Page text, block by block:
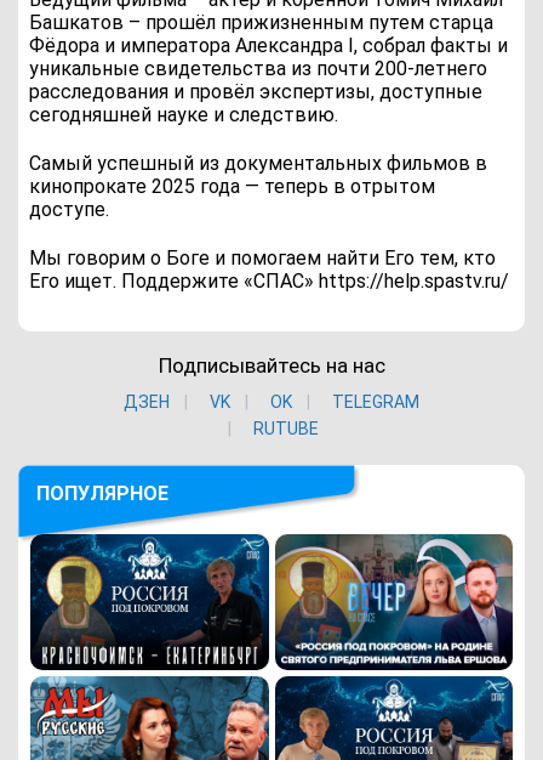
Башкатов – прошёл прижизненным путем старца
Фёдора и императора Александра I, собрал факты и
уникальные свидетельства из почти 200-летнего
расследования и провёл экспертизы, доступные
сегодняшней науке и следствию.
Самый успешный из документальных фильмов в
кинопрокате 2025 года — теперь в отрытом
доступе.
Мы говорим о Боге и помогаем найти Его тем, кто
Его ищет. Поддержите «СПАС» https://help.spastv.ru/
Подписывайтесь на нас
ДЗЕН VK ОK
TELEGRAM
RUTUBE
ПОПУЛЯРНОЕ